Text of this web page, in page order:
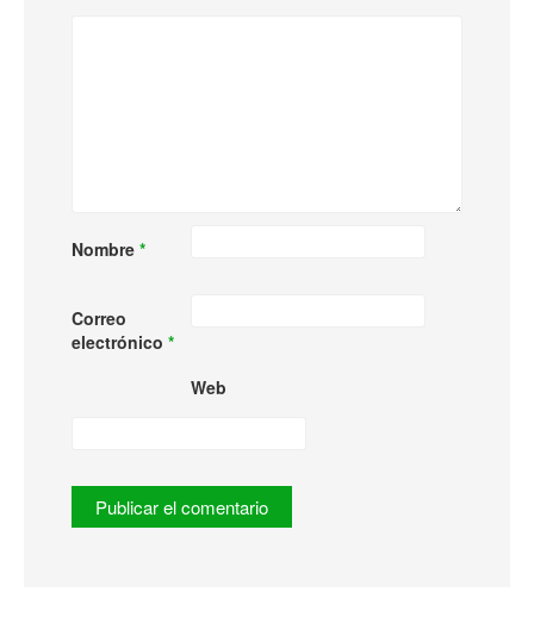
Nombre *
Correo
electrónico *
Web